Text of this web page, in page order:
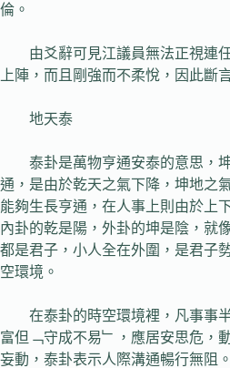
倫。
由爻辭可見江議員無法正視連任
上陣，而且剛強而不柔悅，因此斷
地天泰
泰卦是萬物亨通安泰的意思，坤
通，是由於乾天之氣下降，坤地之
能夠生長亨通，在人事上則由於上
內卦的乾是陽，外卦的坤是陰，就
都是君子，小人全在外圍，是君子
空環境。
在泰卦的時空環境裡，凡事事半
富但﹁守成不易﹂，應居安思危，
妄動，泰卦表示人際溝通暢行無阻